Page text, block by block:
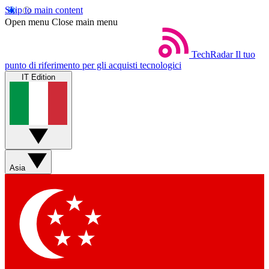
Skip to main content
Open menu Close main menu
TechRadar Il tuo
punto di riferimento per gli acquisti tecnologici
IT Edition
Asia